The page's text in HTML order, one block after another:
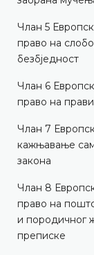
Члан 5
право на
безбједност
Члан 6
право на
Члан 7
кажњавање
закона
Члан 8
право на
и породичног
преписке